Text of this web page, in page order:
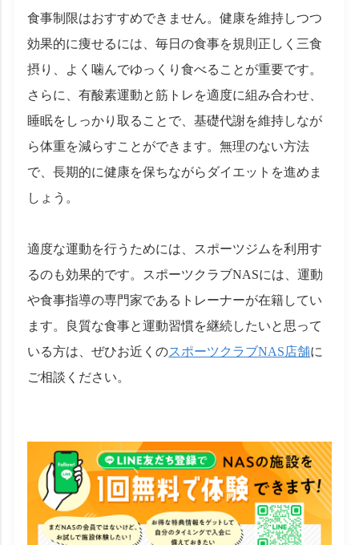
食事制限はおすすめできません。健康を維持しつつ
効果的に痩せるには、毎日の食事を規則正しく三食
摂り、よく噛んでゆっくり食べることが重要です。
さらに、有酸素運動と筋トレを適度に組み合わせ、
睡眠をしっかり取ることで、基礎代謝を維持しなが
ら体重を減らすことができます。無理のない方法
で、長期的に健康を保ちながらダイエットを進めま
しょう。
適度な運動を行うためには、スポーツジムを利用す
るのも効果的です。スポーツクラブNASには、運動
や食事指導の専門家であるトレーナーが在籍してい
ます。良質な食事と運動習慣を継続したいと思って
いる方は、ぜひお近くのスポーツクラブNAS店舗に
ご相談ください。